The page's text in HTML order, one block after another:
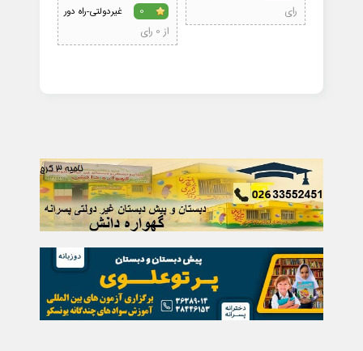
رای
غیردولتی-راه دور 0
از 0 رای